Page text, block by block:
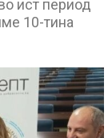
ист период
10-тина